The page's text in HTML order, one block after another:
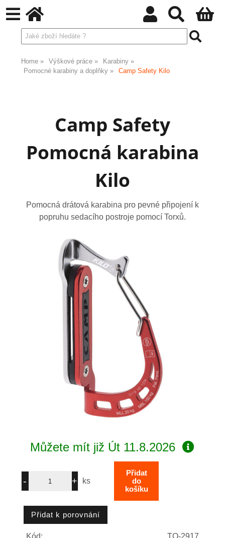
Home Výškové práce
Karabiny
Pomocné karabiny a doplňky
Camp Safety Kilo
Camp Safety
Pomocná karabina
Kilo
Pomocná drátová karabina pro pevné připojení k
popruhu sedacího postroje pomocí Torxů.
Můžete mít již Út 11.8.2026
ks
Kód:
TO-2917